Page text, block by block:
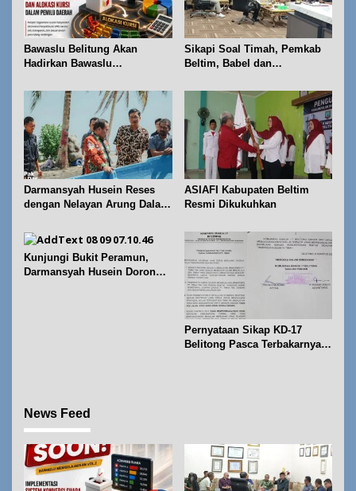
Bawaslu Belitung Akan
Hadirkan Bawaslu
Konversi Suara dan Alokasi
Kursi
Sikapi Soal Timah, Pemkab
Beltim, Babel dan
Koordinasi
Darmansyah Husein Reses
dengan Nelayan Arung Dalam
ASIAFI Kabupaten Beltim
Resmi Dikukuhkan
Kunjungi Bukit Peramun,
Darmansyah Husein Dorong
Pernyataan Sikap KD-17
Belitong Pasca Terbakarnya
News Feed